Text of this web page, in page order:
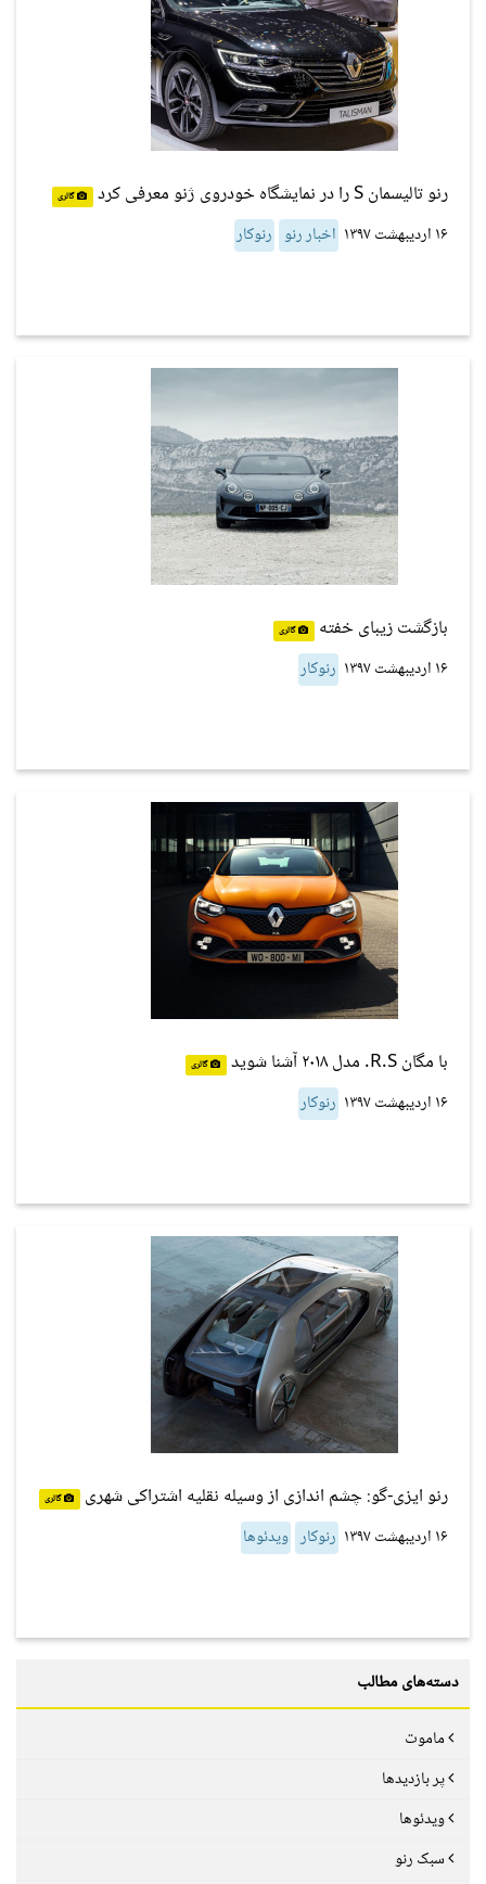
رنو تالیسمان S را در نمایشگاه خودروی ژنو معرفی کرد گالری
۱۶ اردیبهشت ۱۳۹۷ اخبار رنو رنوکار
بازگشت زیبای خفته گالری
۱۶ اردیبهشت ۱۳۹۷ رنوکار
با مگان R.S. مدل ۲۰۱۸ آشنا شوید گالری
۱۶ اردیبهشت ۱۳۹۷ رنوکار
رنو ایزی-گو: چشم اندازی از وسیله نقلیه اشتراکی شهری گالری
۱۶ اردیبهشت ۱۳۹۷ رنوکار ویدئوها
دسته‌های مطالب
ماموت
پر بازدیدها
ویدئوها
سبک رنو